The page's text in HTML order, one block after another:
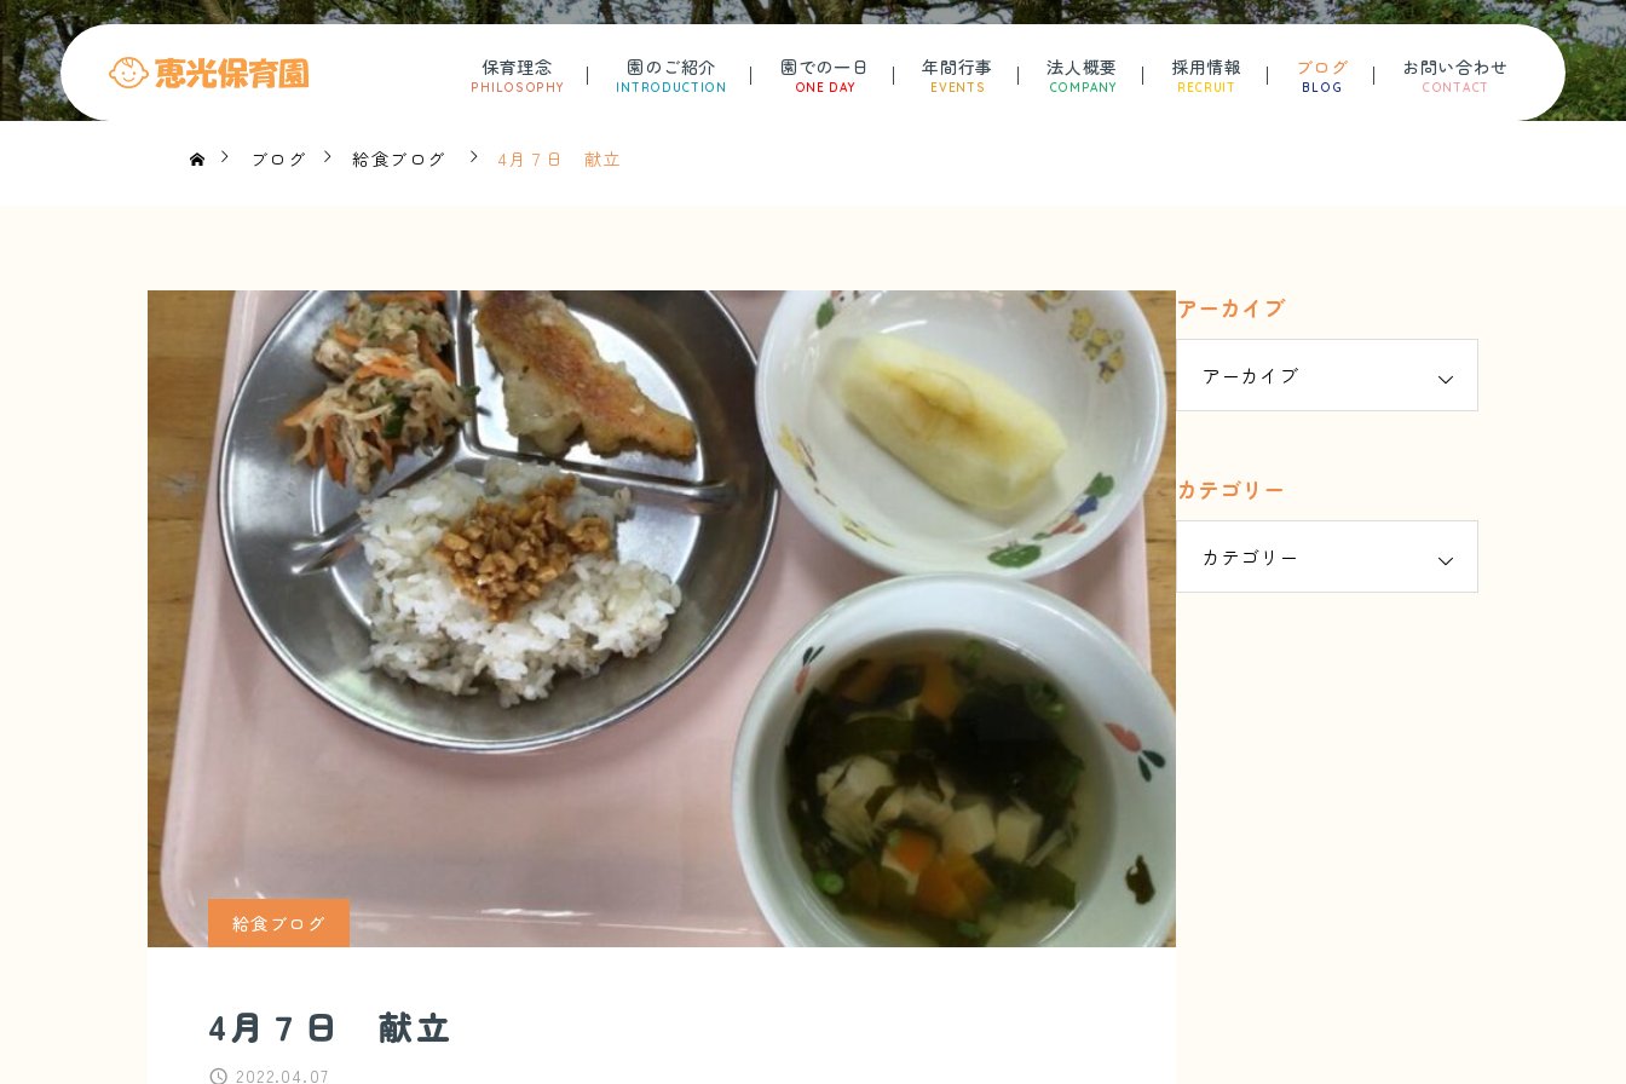
保育理念
PHILOSOPHY
園のご紹介
INTRODUCTION
園での一日
ONE DAY
年間行事
EVENTS
法人概要
COMPANY
採用情報
RECRUIT
ブログ
BLOG
お問い合わせ
CONTACT
ブログ 給食ブログ 4月７日 献立
給食ブログ
4月７日 献立
2022.04.07
アーカイブ
カテゴリー